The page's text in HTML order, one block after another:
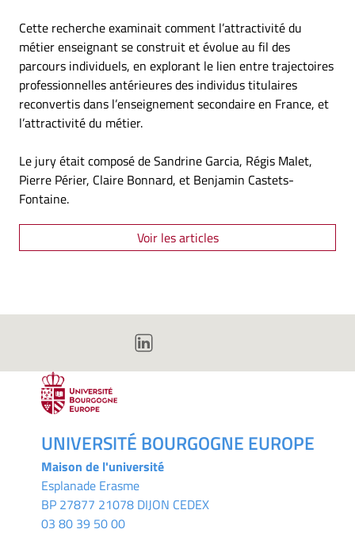
Cette recherche examinait comment l’attractivité du
métier enseignant se construit et évolue au fil des
parcours individuels, en explorant le lien entre trajectoires
professionnelles antérieures des individus titulaires
reconvertis dans l’enseignement secondaire en France, et
l’attractivité du métier.
Le jury était composé de Sandrine Garcia, Régis Malet,
Pierre Périer, Claire Bonnard, et Benjamin Castets-
Fontaine.
Voir les articles
UNIVERSITÉ BOURGOGNE EUROPE
Maison de l'université
Esplanade Erasme
BP 27877 21078 DIJON CEDEX
03 80 39 50 00